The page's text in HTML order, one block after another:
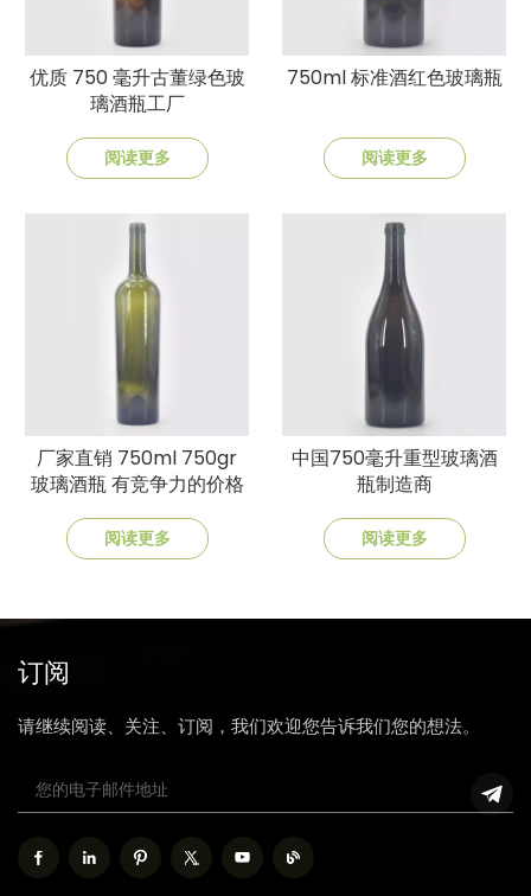
优质 750 毫升古董绿色玻
璃酒瓶工厂
阅读更多
750ml 标准酒红色玻璃瓶
阅读更多
厂家直销 750ml 750gr
玻璃酒瓶 有竞争力的价格
阅读更多
中国750毫升重型玻璃酒
瓶制造商
阅读更多
订阅
请继续阅读、关注、订阅，我们欢迎您告诉我们您的想法。